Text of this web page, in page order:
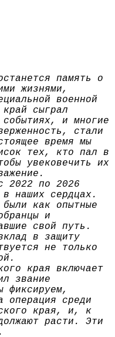
память о
жизнями,
военной
сыграл
и многие
стали
время мы
тех, кто пал в
увековечить их
2022 по 2026
наших сердцах.
как опытные
и
свой путь.
в защиту
не только
края включает
звание
фиксируем,
операция среди
края, и, к
расти. Эти